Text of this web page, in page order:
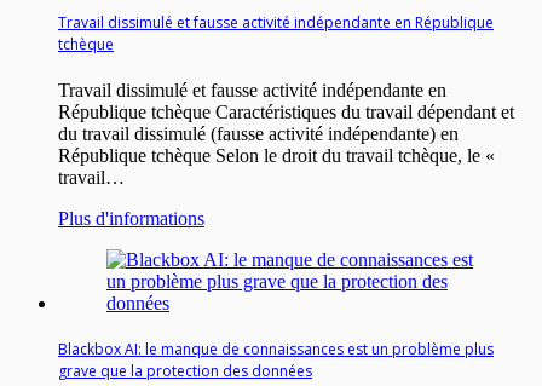
Travail dissimulé et fausse activité indépendante en République
tchèque
Travail dissimulé et fausse activité indépendante en
République tchèque Caractéristiques du travail dépendant et
du travail dissimulé (fausse activité indépendante) en
République tchèque Selon le droit du travail tchèque, le «
travail…
Plus d'informations
Blackbox AI: le manque de connaissances est un problème plus
grave que la protection des données